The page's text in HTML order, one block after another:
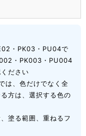
・PK03・PU04で
・PK003・PU004
ださい
は、色だけでなく全
方は、選択する色の
塗る範囲、重ねるフ